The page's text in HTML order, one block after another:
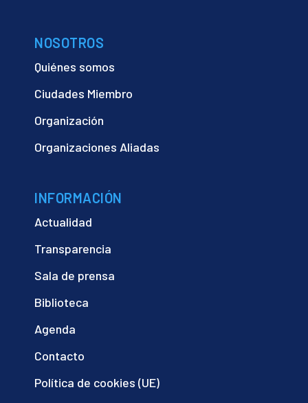
NOSOTROS
Quiénes somos
Ciudades Miembro
Organización
Organizaciones Aliadas
INFORMACIÓN
Actualidad
Transparencia
Sala de prensa
Biblioteca
Agenda
Contacto
Política de cookies (UE)